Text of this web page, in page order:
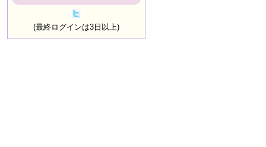
(最終ログインは3日以上)